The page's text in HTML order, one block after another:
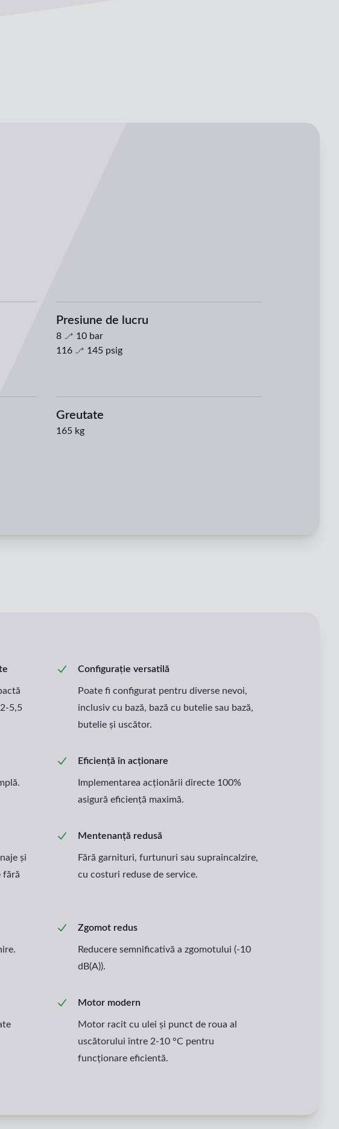
Presiune de lucru
8 10 bar
116
145psig
Greutate
165 kg
5,5
Configurație versatilă
Poate fi configurat pentru diverse nevoi,
inclusiv cu bază, bază cu butelie sau bază,
butelie și uscător.
Eficiență în acționare
Implementarea acționării directe 100%
asigură eficiență maximă.
și
fără
Mentenanță redusă
Fără garnituri, furtunuri sau supraincalzire,
cu costuri reduse de service.
Zgomot redus
Reducere semnificativă a zgomotului (-10
dB(A)).
Motor modern
Motor racit cu ulei și punct de roua al
uscătorului între 2-10 °C pentru
funcționare eficientă.